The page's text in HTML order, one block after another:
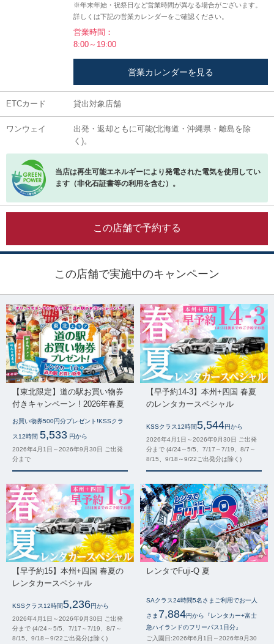
※年末年始・祝祭日など営業時間が異なる場合がございます。
詳しくは下記の営業カレンダーをご確認ください。
営業時間：
8:00～19:00
営業カレンダーを見る
ETCカード 貸出対象店舗
ワンウェイ
出発・返却ともに可能(北海道・沖縄県・離島を除
く)。
当店は再生可能エネルギーにより発電された電気を使用してい
ます（非化石証書等の利用を含む）。
この店舗で予約する
この店舗で実施中のキャンペーン
【東北限定】道の駅お買い物券
付きキャンペーン ! 2026年春夏
お買い物券500円分プレゼント!KSSクラ
ス12時間 5,533 円から
2026年4月1日～2026年9月30日 ご出発
分まで
【早予約14-3】本州+四国 春夏
のレンタカースペシャル
KSSクラス12時間5,544円から
2026年4月1日～2026年9月30日 ご出発
分まで (4/24～5/5、7/17～7/19、8/7～
8/15、9/18～9/22ご出発分は除く)
【早予約15】本州+四国 春夏の
レンタカースペシャル
KSSクラス12時間5,236円から
2026年4月1日～2026年9月30日 ご出発
分まで (4/24～5/5、7/17～7/19、8/7～
8/15、9/18～9/22ご出発分は除く)
レンタでFuji-Q 夏
SAクラス24時間5名さまご利用でお一人
さま 7,884円から『レンタカー+富士
急ハイランドのフリーパス1日分』
ご入園日:2026年6月1日～2026年9月30